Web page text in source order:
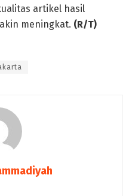
artikel hasil
meningkat. (R/T)